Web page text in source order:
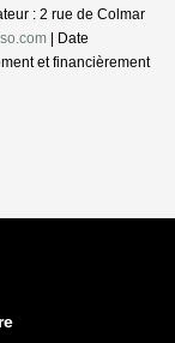
: 2 rue de Colmar
| Date
et financièrement